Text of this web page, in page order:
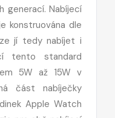
generací. Nabíjecí
konstruována dle
jí tedy nabíjet i
tento standard
5W až 15W v
část nabíječky
Apple Watch